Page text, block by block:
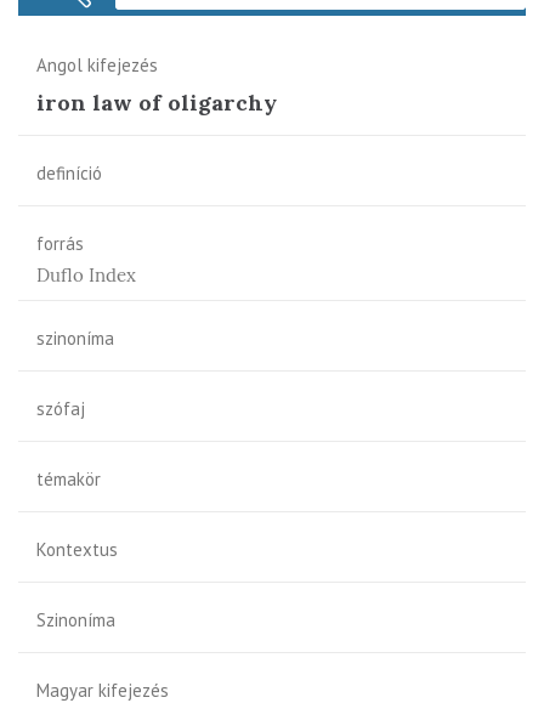
Angol kifejezés
iron law of oligarchy
definíció
forrás
Duflo Index
szinoníma
szófaj
témakör
Kontextus
Szinoníma
Magyar kifejezés